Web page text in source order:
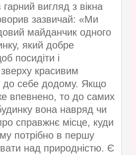
вигляд з вікна
зазвичай: «Ми
майданчик одного
який добре
посидіти і
красивим
до себе додому. Якщо
впевнено, то до самих
вона навряд чи
справжнє місце, куди
потрібно в першу
над природністю. Є